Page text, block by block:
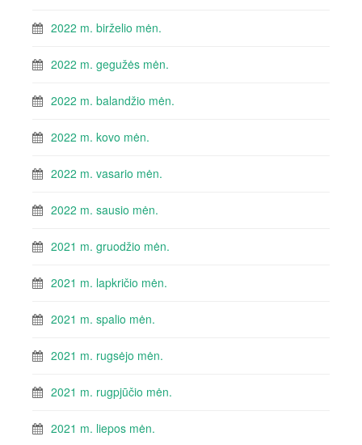
2022 m. birželio mėn.
2022 m. gegužės mėn.
2022 m. balandžio mėn.
2022 m. kovo mėn.
2022 m. vasario mėn.
2022 m. sausio mėn.
2021 m. gruodžio mėn.
2021 m. lapkričio mėn.
2021 m. spalio mėn.
2021 m. rugsėjo mėn.
2021 m. rugpjūčio mėn.
2021 m. liepos mėn.